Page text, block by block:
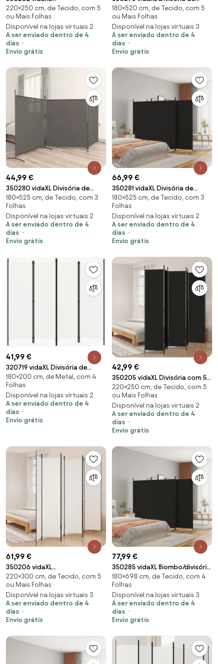
Divisória/biombo com 5 painéis
250x220 cm tecido branco
220×250 cm, de Tecido, com 5
ou Mais Folhas
Disponível na lojas virtuais 2
A ser enviado dentro de 4
dias
Envio grátis
quarto com 6 painéis 520x180
cm tecido preto
180×520 cm, de Tecido, com 5
ou Mais Folhas
Disponível na lojas virtuais 3
A ser enviado dentro de 4
dias
Envio grátis
44,99 €
350280 vidaXL Divisória de
quarto com 3 painéis 525x180
cm tecido antracite
180×525 cm, de Tecido, com 3
Folhas
Disponível na lojas virtuais 2
A ser enviado dentro de 4
dias
Envio grátis
66,99 €
350281 vidaXL Divisória de
quarto com 3 painéis 525 x 180
cm tecido preto
180×525 cm, de Tecido, com 3
Folhas
Disponível na lojas virtuais 2
A ser enviado dentro de 4
dias
Envio grátis
41,99 €
320719 vidaXL Divisória de
quarto com 4 painéis 200x180
cm branco
180×200 cm, de Metal, com 4
Folhas
Disponível na lojas virtuais 2
A ser enviado dentro de 4
dias
Envio grátis
42,99 €
350205 vidaXL Divisória com 5
painéis 250x220 cm tecido
preto
220×250 cm, de Tecido, com 5
ou Mais Folhas
Disponível na lojas virtuais 2
A ser enviado dentro de 4
dias
Envio grátis
61,99 €
350206 vidaXL
Divisória/biombo com 6 painéis
300x220 cm tecido branco
220×300 cm, de Tecido, com 5
ou Mais Folhas
Disponível na lojas virtuais 3
A ser enviado dentro de 4
dias
Envio grátis
77,99 €
350285 vidaXL Biombo/divisória
com 4 painéis 698x180 cm
tecido preto
180×698 cm, de Tecido, com 4
Folhas
Disponível na lojas virtuais 3
A ser enviado dentro de 4
dias
Envio grátis